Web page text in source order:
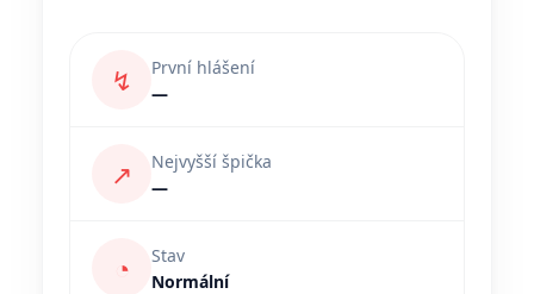
↯
První hlášení
—
↗
Nejvyšší špička
—
◔
Stav
Normální